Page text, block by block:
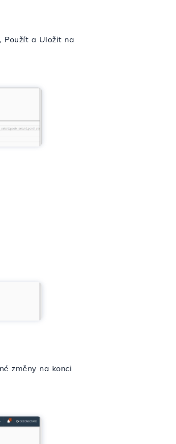
Použít a Uložit na
změny na konci